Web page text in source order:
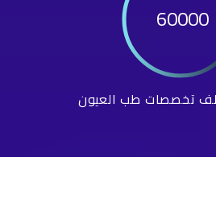
60000
تخصصات طب العيون